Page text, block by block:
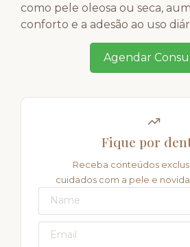
como pele oleosa ou seca,
conforto e a adesão ao uso
Agendar
Fique por
Receba conteúdos
cuidados com a pele e